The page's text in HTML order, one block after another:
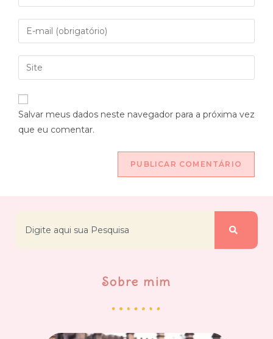
Salvar meus dados neste navegador para a próxima vez
que eu comentar.
Sobre mim